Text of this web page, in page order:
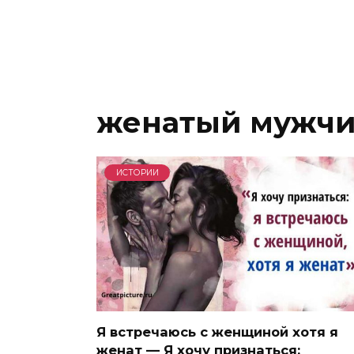
женатый
ИСТОРИИ
Я встречаюсь с женщиной хотя я
женат — Я хочу признаться: